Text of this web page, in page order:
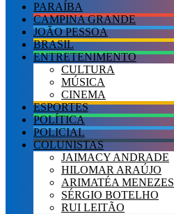
PARAÍBA
CAMPINA GRANDE
JOÃO PESSOA
BRASIL
ENTRETENIMENTO
CULTURA
MÚSICA
CINEMA
ESPORTES
POLÍTICA
POLICIAL
COLUNISTAS
JAIMACY ANDRADE
HILOMAR ARAÚJO
ARIMATÉA MENEZES
SÉRGIO BOTELHO
RUI LEITÃO